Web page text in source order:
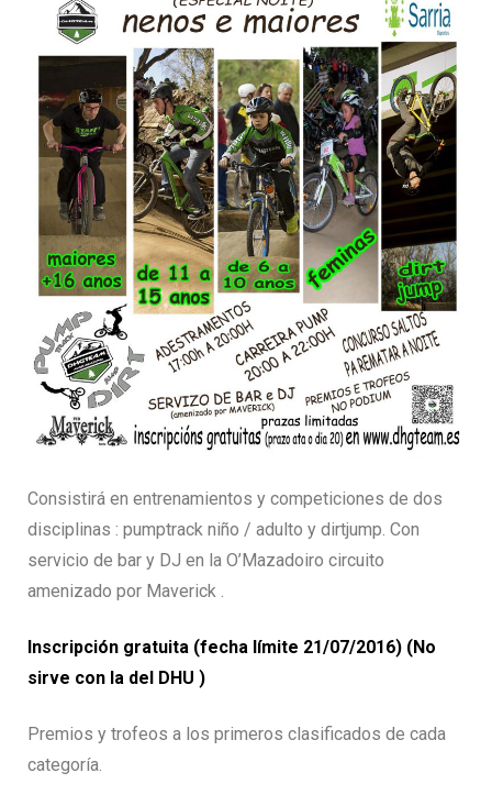
Consistirá en entrenamientos y competiciones de dos
disciplinas : pumptrack niño / adulto y dirtjump. Con
servicio de bar y DJ en la O’Mazadoiro circuito
amenizado por Maverick .
Inscripción gratuita (fecha límite 21/07/2016) (No
sirve con la del DHU )
Premios y trofeos a los primeros clasificados de cada
categoría.